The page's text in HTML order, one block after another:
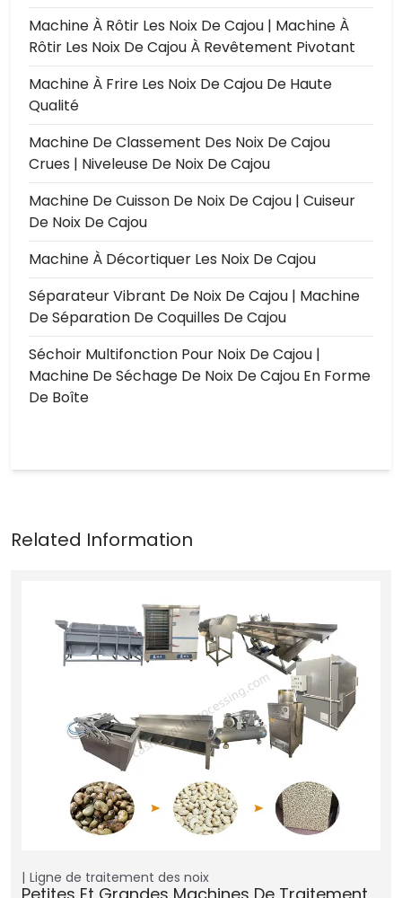
Machine À Rôtir Les Noix De Cajou | Machine À
Rôtir Les Noix De Cajou À Revêtement Pivotant
Machine À Frire Les Noix De Cajou De Haute
Qualité
Machine De Classement Des Noix De Cajou
Crues | Niveleuse De Noix De Cajou
Machine De Cuisson De Noix De Cajou | Cuiseur
De Noix De Cajou
Machine À Décortiquer Les Noix De Cajou
Séparateur Vibrant De Noix De Cajou | Machine
De Séparation De Coquilles De Cajou
Séchoir Multifonction Pour Noix De Cajou |
Machine De Séchage De Noix De Cajou En Forme
De Boîte
Ligne de traitement des noix